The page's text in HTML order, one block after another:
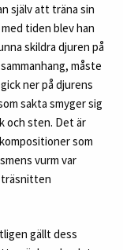
själv att träna sin
tiden blev han
skildra djuren på
måste
ner på djurens
sakta smyger sig
och sten. Det är
som
vurm var
träsnitten
gällt dess